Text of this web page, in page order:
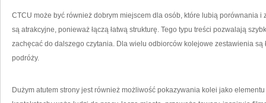
CTCU może być również dobrym miejscem dla osób, które lubią porównania
są atrakcyjne, ponieważ łączą łatwą strukturę. Tego typu treści pozwalają
zachęcać do dalszego czytania. Dla wielu odbiorców kolejowe zestawienia są
podróży.
Dużym atutem strony jest również możliwość pokazywania kolei jako